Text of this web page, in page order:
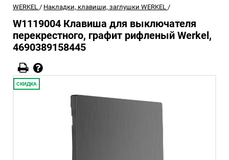
WERKEL / Накладки, клавиши, заглушки WERKEL /
W1119004 Клавиша для выключателя
перекрестного, графит рифленый Werkel,
4690389158445
СКИДКА